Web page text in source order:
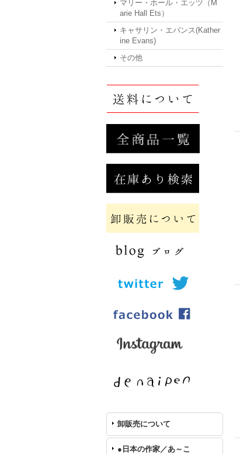
マリー・ホール・エッツ（M
arie Hall Ets）
キャサリン・エバンス(Kather
ine Evans)
その他
卸販売について
●日本の作家／あ～こ